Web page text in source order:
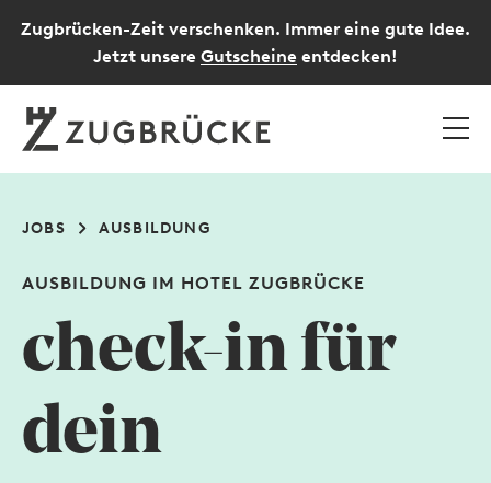
Zugbrücken-Zeit verschenken. Immer eine gute Idee.
Jetzt unsere Gutscheine entdecken!
JOBS AUSBILDUNG
AUSBILDUNG IM HOTEL ZUGBRÜCKE
check-in für
dein